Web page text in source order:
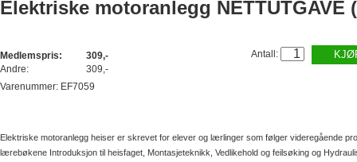
Elektriske motoranlegg NETTUTGAVE
Medlemspris:
309,-
Andre:
309,-
Antall:
Varenummer: EF7059
Elektriske motoranlegg heiser er skrevet for elever og lærlinger som følger videregående
lærebøkene Introduksjon til heisfaget, Montasjeteknikk, Vedlikehold og feilsøking og